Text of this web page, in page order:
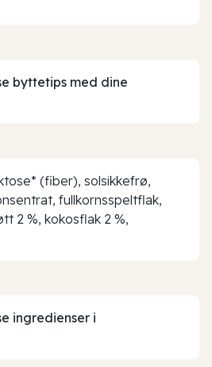
byttetips med dine
(fiber), solsikkefrø,
fullkornsspeltflak,
2 %, kokosflak 2 %,
ingredienser i